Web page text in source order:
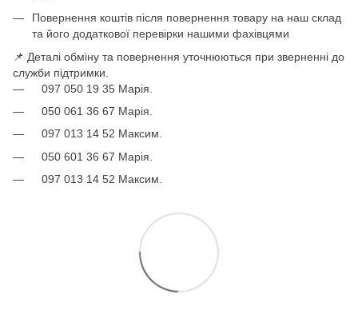
Повернення коштів після повернення товару на наш склад
та його додаткової перевірки нашими фахівцями
📌 Деталі обміну та повернення уточнюються при зверненні до
служби підтримки.
097 050 19 35 Марія.
050 061 36 67 Марія.
097 013 14 52 Максим.
050 601 36 67 Марія.
097 013 14 52 Максим.